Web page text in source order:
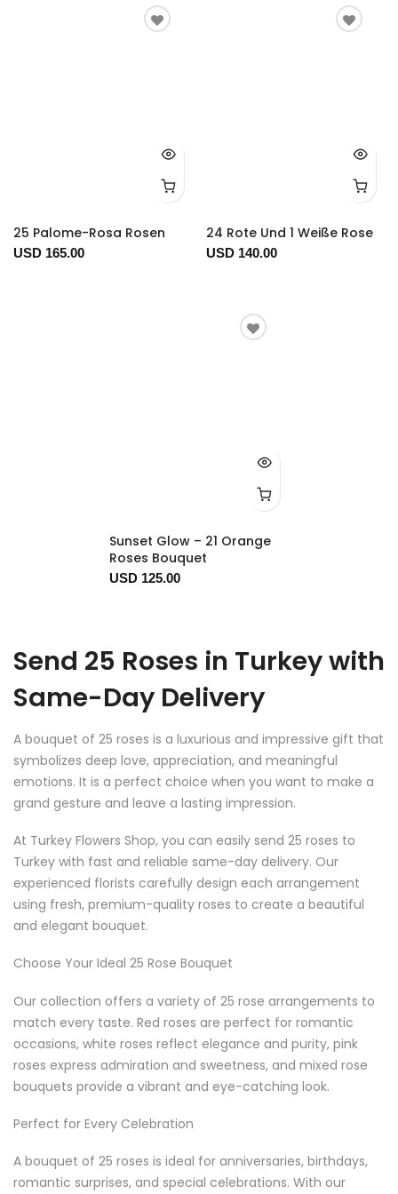
25 Palome-Rosa Rosen
USD 165.00
24 Rote Und 1 Weiße Rose
USD 140.00
Sunset Glow – 21 Orange
Roses Bouquet
USD 125.00
Send 25 Roses in Turkey with
Same-Day Delivery
A bouquet of 25 roses is a luxurious and impressive gift that
symbolizes deep love, appreciation, and meaningful
emotions. It is a perfect choice when you want to make a
grand gesture and leave a lasting impression.
At Turkey Flowers Shop, you can easily send 25 roses to
Turkey with fast and reliable same-day delivery. Our
experienced florists carefully design each arrangement
using fresh, premium-quality roses to create a beautiful
and elegant bouquet.
Choose Your Ideal 25 Rose Bouquet
Our collection offers a variety of 25 rose arrangements to
match every taste. Red roses are perfect for romantic
occasions, white roses reflect elegance and purity, pink
roses express admiration and sweetness, and mixed rose
bouquets provide a vibrant and eye-catching look.
Perfect for Every Celebration
A bouquet of 25 roses is ideal for anniversaries, birthdays,
romantic surprises, and special celebrations. With our